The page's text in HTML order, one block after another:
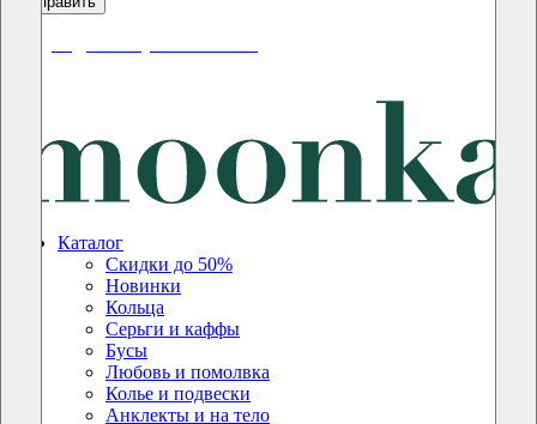
Каталог
Скидки до 50%
Новинки
Кольца
Серьги и каффы
Бусы
Любовь и помолвка
Колье и подвески
Анклекты и на тело